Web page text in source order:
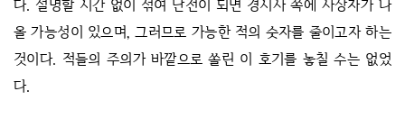
다. 설명할 시간 없이 섞여 난전이 되면 경시사 쪽에 사상자가 나
올 가능성이 있으며, 그러므로 가능한 적의 숫자를 줄이고자 하는
것이다. 적들의 주의가 바깥으로 쏠린 이 호기를 놓칠 수는 없었
다.